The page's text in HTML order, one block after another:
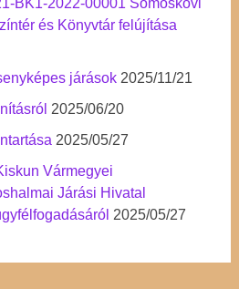
BK1-2022-00001 Somoskövi
és Könyvtár felújítása
járások 2025/11/21
2025/06/20
2025/05/27
Vármegyei
Járási Hivatal
2025/05/27